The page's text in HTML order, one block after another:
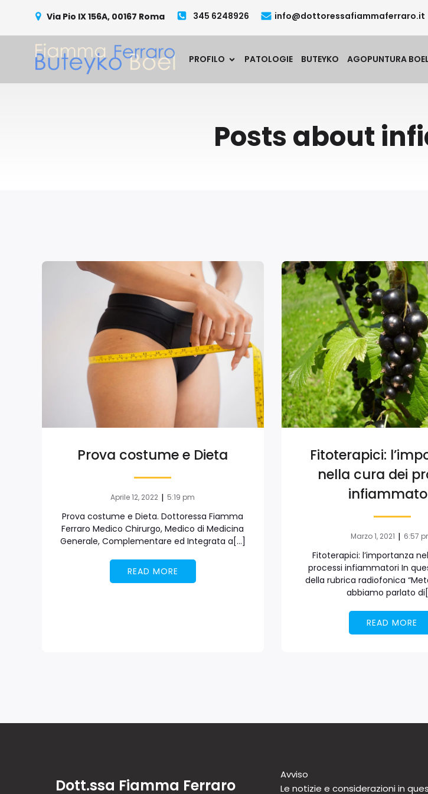
Via Pio IX 156A, 00167 Roma 345 6248926 info@dottoressafiammaferraro.it
PROFILO PATOLOGIE BUTEYKO AGOPUNTURA BOEL
Posts about
Prova costume e Dieta
Aprile 12, 2022 | 5:19 pm
Prova costume e Dieta. Dottoressa Fiamma
Ferraro Medico Chirurgo, Medico di Medicina
Generale, Complementare ed Integrata a[…]
READ MORE
Fitoterapici:
nella cura dei
Marzo 1, 2021 | 6:57
Fitoterapici: l’importanza
processi infiammatori In
della rubrica radiofonica
abbiamo parlato
READ MORE
Dott.ssa Fiamma Ferraro
Avviso
Le notizie e considerazioni in